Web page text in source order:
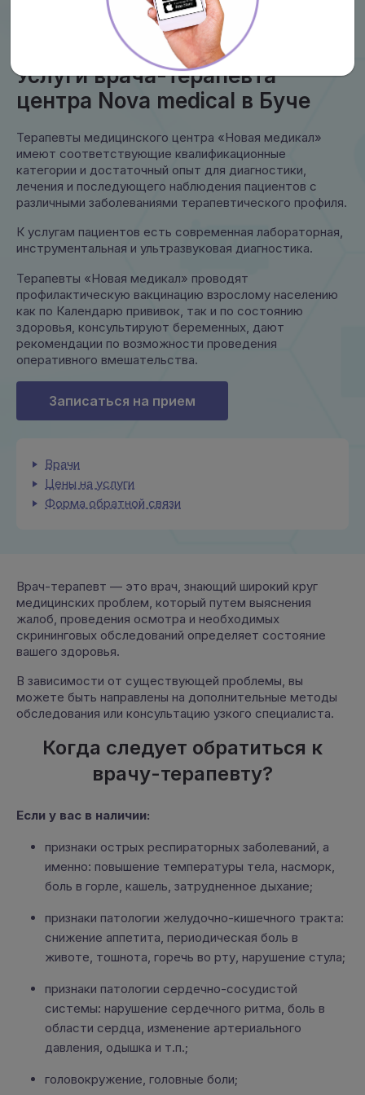
Услуги врача-терапевта
центра Nova medical в Буче
Терапевты медицинского центра «Новая медикал»
имеют соответствующие квалификационные
категории и достаточный опыт для диагностики,
лечения и последующего наблюдения пациентов с
различными заболеваниями терапевтического профиля.
К услугам пациентов есть современная лабораторная,
инструментальная и ультразвуковая диагностика.
Терапевты «Новая медикал» проводят
профилактическую вакцинацию взрослому населению
как по Календарю прививок, так и по состоянию
здоровья, консультируют беременных, дают
рекомендации по возможности проведения
оперативного вмешательства.
Записаться на прием
Врачи
Цены на услуги
Форма обратной связи
Врач-терапевт — это врач, знающий широкий круг
медицинских проблем, который путем выяснения
жалоб, проведения осмотра и необходимых
скрининговых обследований определяет состояние
вашего здоровья.
В зависимости от существующей проблемы, вы
можете быть направлены на дополнительные методы
обследования или консультацию узкого специалиста.
Когда следует обратиться к
врачу-терапевту?
Если у вас в наличии:
признаки острых респираторных заболеваний, а
именно: повышение температуры тела, насморк,
боль в горле, кашель, затрудненное дыхание;
признаки патологии желудочно-кишечного тракта:
снижение аппетита, периодическая боль в
животе, тошнота, горечь во рту, нарушение стула;
признаки патологии сердечно-сосудистой
системы: нарушение сердечного ритма, боль в
области сердца, изменение артериального
давления, одышка и т.п.;
головокружение, головные боли;